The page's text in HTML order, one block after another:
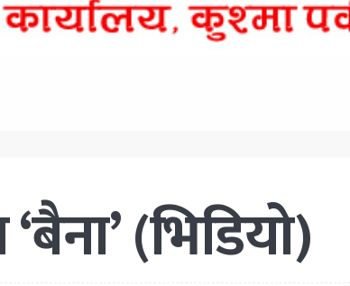
(भिडियो)